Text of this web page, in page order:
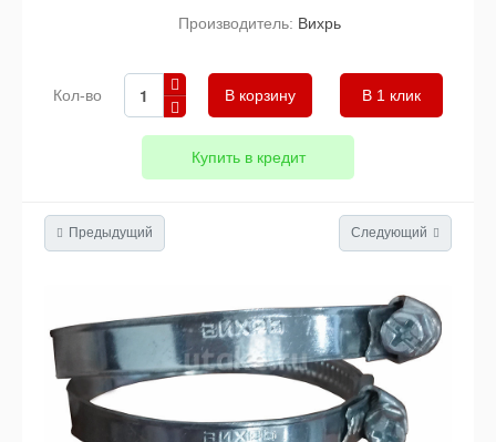
Производитель: Вихрь
Кол-во В 1 клик
Купить в кредит
Предыдущий Следующий